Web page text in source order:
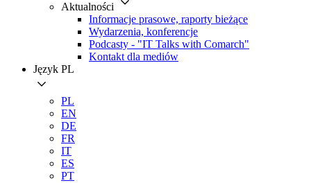
Aktualności
Informacje prasowe, raporty bieżące
Wydarzenia, konferencje
Podcasty - "IT Talks with Comarch"
Kontakt dla mediów
Język PL
PL
EN
DE
FR
IT
ES
PT